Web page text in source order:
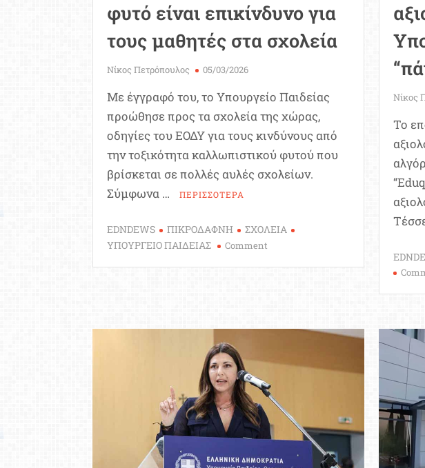
φυτό είναι επικίνδυνο για
τους μαθητές στα σχολεία
Νίκος Πετρόπουλος 05/03/2026
Με έγγραφό του, το Υπουργείο Παιδείας
προώθησε προς τα σχολεία της χώρας,
οδηγίες του ΕΟΔΥ για τους κινδύνους από
την τοξικότητα καλλωπιστικού φυτού που
βρίσκεται σε πολλές αυλές σχολείων.
Σύμφωνα …
ΠΕΡΙΣΣΟΤΕΡΑ
EDNDEWS ΠΙΚΡΟΔΑΦΝΗ
ΣΧΟΛΕΙΑ
ΥΠΟΥΡΓΕΙΟ ΠΑΙΔΕΙΑΣ
Comment
επικίνδυνο
τους
μαθητές
στα
σχολεία
Νίκος
Το